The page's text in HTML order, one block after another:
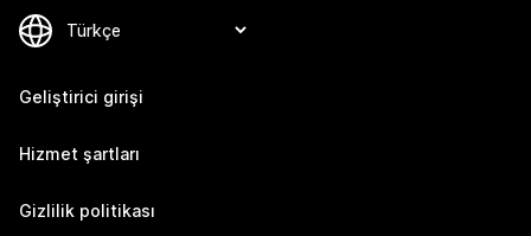
Geliştirici girişi
Hizmet şartları
Gizlilik politikası